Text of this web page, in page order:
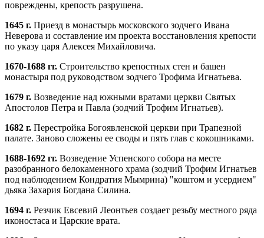
повреждены, крепость разрушена.
1645 г. Приезд в монастырь московского зодчего Ивана
Неверова и составление им проекта восстановления крепости
по указу царя Алексея Михайловича.
1670-1688 гг. Строительство крепостных стен и башен
монастыря под руководством зодчего Трофима Игнатьева.
1679 г. Возведение над южными вратами церкви Святых
Апостолов Петра и Павла (зодчий Трофим Игнатьев).
1682 г. Перестройка Богоявленской церкви при Трапезной
палате. Заново сложены ее своды и пять глав с кокошниками.
1688-1692 гг. Возведение Успенского собора на месте
разобранного белокаменного храма (зодчий Трофим Игнатьев
под наблюдением Кондратия Мымрина) "коштом и усердием"
дьяка Захария Богдана Силина.
1694 г. Резчик Евсевий Леонтьев создает резьбу местного ряда
иконостаса и Царские врата.